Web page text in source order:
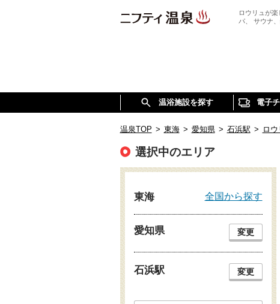
ロウリュが
パ、 サウナ
温浴施設を探す 電子
温泉TOP > 東海 > 愛知県 > 石浜駅 > ロ
選択中のエリア
東海 全国から探す
愛知県 変更
石浜駅 変更